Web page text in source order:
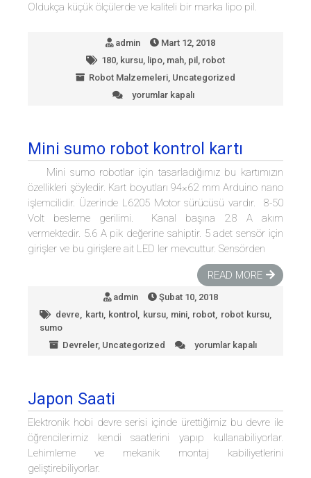
Oldukça küçük ölçülerde ve kaliteli bir marka lipo pil.
admin
Mart 12, 2018
180, kursu, lipo, mah, pil , robot
Robot Malzemeleri, Uncategorized
Lipo
için
yorumlar kapalı
Mini sumo robot kontrol kartı
Mini sumo robotlar için tasarladığımız bu kartımızın
özellikleri şöyledir. Kart boyutları 94×62 mm Arduino nano
işlemcilidir. Üzerinde L6205 Motor sürücüsü vardır. 8-50
Volt besleme gerilimi. Kanal başına 2.8 A akım
vermektedir. 5.6 A pik değerine sahiptir. 5 adet sensör için
girişler ve bu girişlere ait LED ler mevcuttur. Sensörden
READ MORE
admin
Şubat 10, 2018
devre, kartı, kontrol , kursu, mini, robot, robot kursu,
sumo
Devreler, Uncategorized
Mini
için
yorumlar kapalı
Japon Saati
Elektronik hobi devre serisi içinde ürettiğimiz bu devre ile
öğrencilerimiz kendi saatlerini yapıp kullanabiliyorlar.
Lehimleme ve mekanik montaj kabiliyetlerini
geliştirebiliyorlar.